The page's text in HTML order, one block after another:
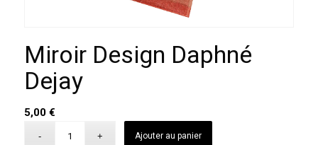
Miroir Design Daphné
Dejay
5,00 €
Ajouter au panier